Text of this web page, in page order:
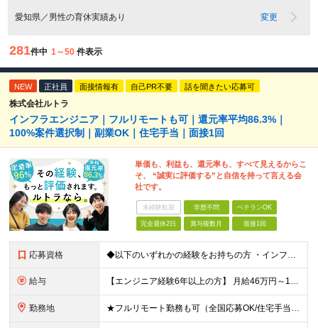
愛知県／男性の育休実績あり 変更
281件中 1～50 件表示
NEW 正社員 面接情報有 自己PR不要 話を聞きたい応募可
株式会社ルトラ
インフラエンジニア｜フルリモートも可｜還元率平均86.3%｜
100%案件選択制｜副業OK｜住宅手当｜面接1回
単価も、利益も、還元率も、すべて見えるからこ
そ、 “誠実に評価する”と自信を持って言える会
社です。
未経験歓迎 学歴不問 ベテランOK
完全週休2日 賞与複数月 面接1回
応募資格 ◆以下のいずれかの経験をお持ちの方 ・インフラ設計・構築の実務経験（オンプレ/クラウドどちらもOK） ・クラウド環境下での運用保守に関する実務経験 ◆学歴不問 ＜こんな方は特に歓迎します＞ ◎これま
給与 【エンジニア経験6年以上の方】 月給46万円～100万円（固定残業代含む） ※上記月給には月30時間分の固定残業代（月8万7,400円～月19万円）を含む。超過分は全額支給。 【エンジニア経験4年以
勤務地 ★フルリモート勤務も可（全国応募OK/住宅手当を支給します） ※案件によって常駐が必要になる場合があります。 ※希望がない限り、転勤はありません ※U・Iターン歓迎 ★ルトラの社員は全国各地で活躍中